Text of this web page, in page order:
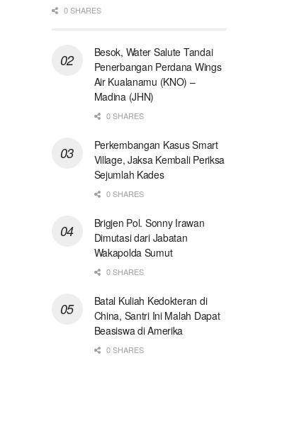
0 SHARES
Besok, Water Salute Tandai
Penerbangan Perdana Wings
Air Kualanamu (KNO) –
Madina (JHN)
0 SHARES
Perkembangan Kasus Smart
Village, Jaksa Kembali Periksa
Sejumlah Kades
0 SHARES
Brigjen Pol. Sonny Irawan
Dimutasi dari Jabatan
Wakapolda Sumut
0 SHARES
Batal Kuliah Kedokteran di
China, Santri Ini Malah Dapat
Beasiswa di Amerika
0 SHARES